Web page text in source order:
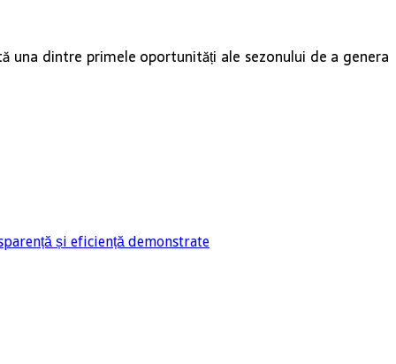
una dintre primele oportunități ale sezonului de a genera
și eficiență demonstrate